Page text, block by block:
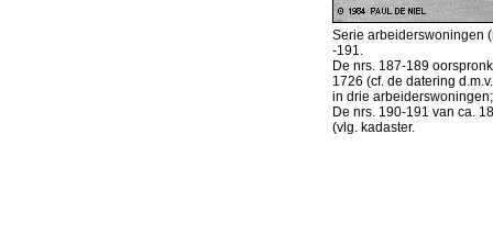
Serie arbeiderswoningen
-191.
De nrs. 187-189
1726 (cf. de datering
in drie arbeiderswoningen;
De nrs. 190-191 van ca.
(vlg. kadaster.